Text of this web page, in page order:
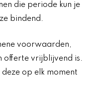
die periode kun je
bindend.
voorwaarden,
offerte vrijblijvend is.
op elk moment